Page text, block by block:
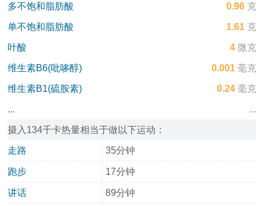
多不饱和脂肪酸 0.96克
单不饱和脂肪酸 1.61克
叶酸 4微克
维生素B6(吡哆醇) 0.001毫克
维生素B1(硫胺素) 0.24毫克
... ...
摄入134千卡热量相当于做以下运动：
走路 35分钟
跑步 17分钟
讲话 89分钟